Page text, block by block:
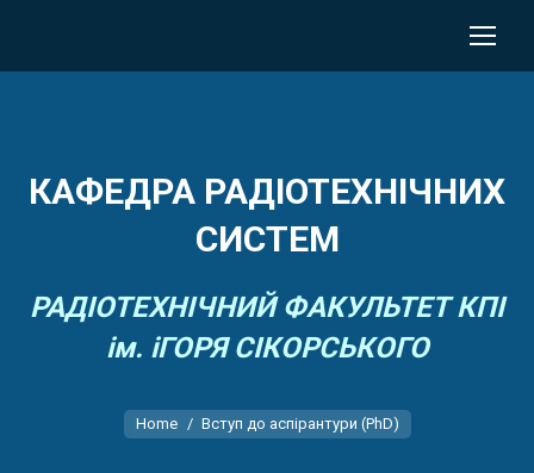
КАФЕДРА РАДІОТЕХНІЧНИХ
СИСТЕМ
РАДІОТЕХНІЧНИЙ ФАКУЛЬТЕТ КПІ
ім. іГОРЯ СІКОРСЬКОГО
You are here:
Home Вступ до аспірантури (PhD)